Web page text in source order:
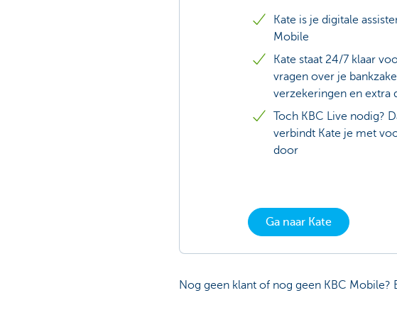
Kate is je digitale
Mobile
Kate staat 24/7 klaar
vragen over je
verzekeringen en extra
Toch KBC Live nodig?
verbindt Kate je met
door
Ga naar Kate
Nog geen klant of nog geen KBC Mobile?